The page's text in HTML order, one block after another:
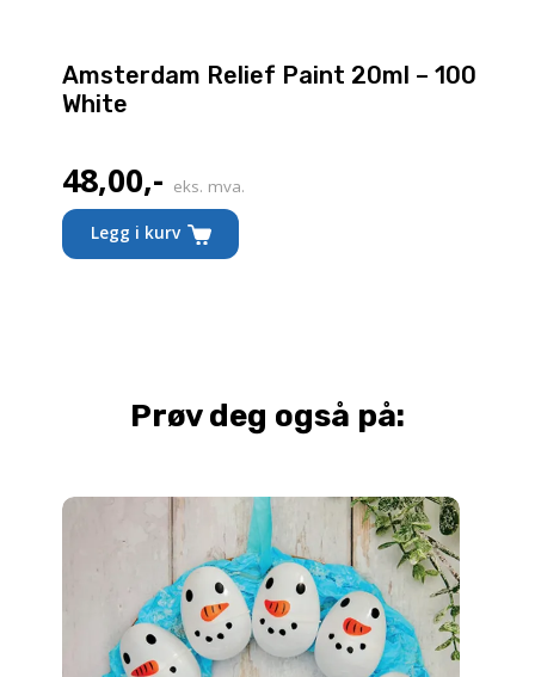
Amsterdam Relief Paint 20ml – 100
White
48,00,- eks. mva.
Legg i kurv
Prøv deg også på: